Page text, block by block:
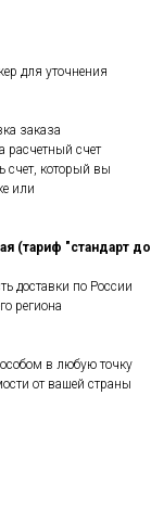
для уточнения
заказа
расчетный счет
который вы
или
(тариф "стандарт до
доставки по России
региона
в любую точку
от вашей страны